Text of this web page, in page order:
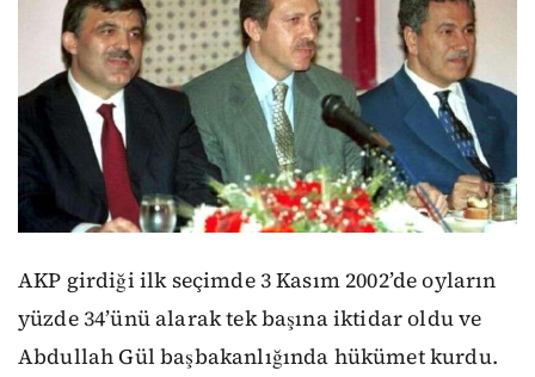
AKP girdiği ilk seçimde 3 Kasım 2002’de oyların
yüzde 34’ünü alarak tek başına iktidar oldu ve
Abdullah Gül başbakanlığında hükümet kurdu.